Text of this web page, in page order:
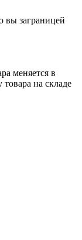
вы заграницей
меняется в
товара на складе